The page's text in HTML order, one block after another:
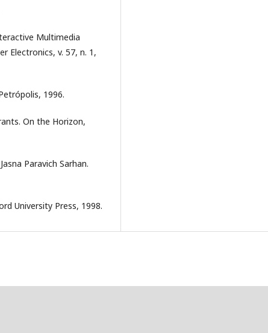
Multimedia
Electronics, v. 57, n. 1,
1996.
On the Horizon,
Paravich Sarhan.
University Press, 1998.